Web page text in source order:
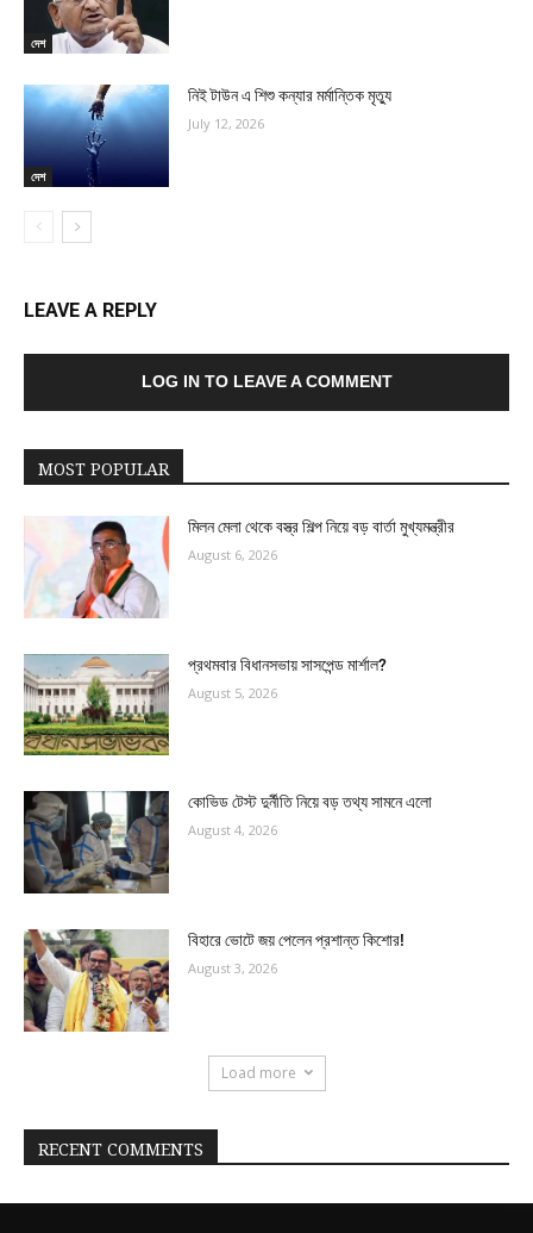
দেশ
দেশ
নিই টাউন এ শিশু কন্যার মর্মান্তিক মৃত্যু
July 12, 2026
LEAVE A REPLY
LOG IN TO LEAVE A COMMENT
MOST POPULAR
মিলন মেলা থেকে বস্ত্র শিল্প নিয়ে বড় বার্তা মুখ্যমন্ত্রীর
August 6, 2026
প্রথমবার বিধানসভায় সাসপেন্ড মার্শাল?
August 5, 2026
কোভিড টেস্ট দুর্নীতি নিয়ে বড় তথ্য সামনে এলো
August 4, 2026
বিহারে ভোটে জয় পেলেন প্রশান্ত কিশোর!
August 3, 2026
Load more
RECENT COMMENTS